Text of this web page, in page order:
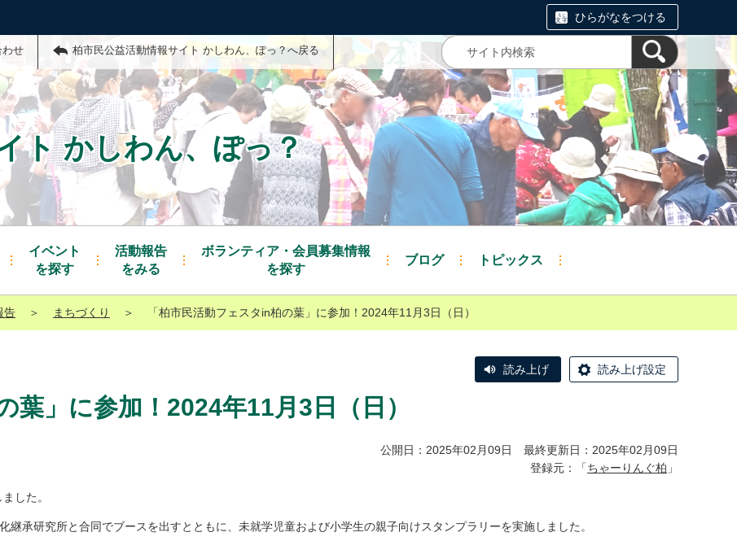
ひらがなをつける
わせ 柏市民公益活動情報サイト かしわん、ぽっ？へ戻る
ト かしわん、ぽっ？
イベント
を探す
活動報告
をみる
ボランティア・会員募集情報
を探す
ブログ トピックス
告 ＞ まちづくり ＞ 「柏市民活動フェスタin柏の葉」に参加！2024年11月3日（日）
読み上げ 読み上げ設定
葉」に参加！2024年11月3日（日）
公開日：2025年02月09日 最終更新日：2025年02月09日
登録元：「ちゃーりんぐ柏 」
した。
承研究所と合同でブースを出すとともに、未就学児童および小学生の親子向けスタンプラリーを実施しました。